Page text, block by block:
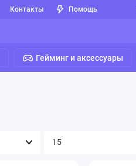
Контакты Помощь
Гейминг и аксессуары